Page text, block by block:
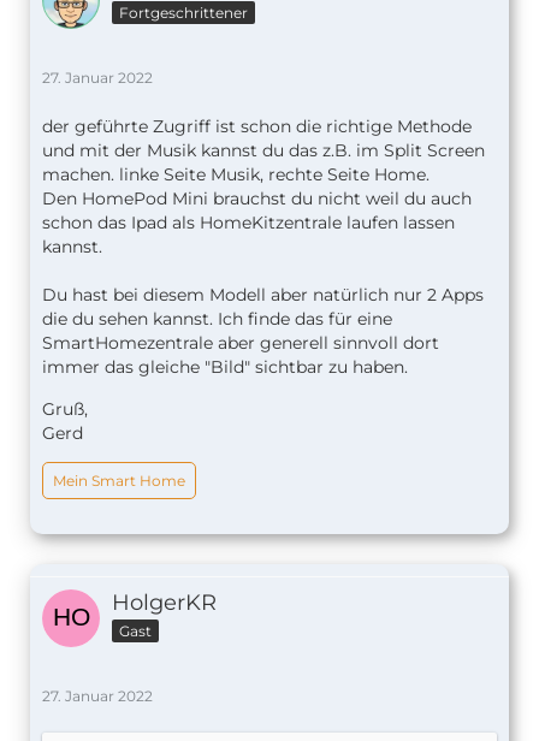
Fortgeschrittener
27. Januar 2022
der geführte Zugriff ist schon die richtige Methode
und mit der Musik kannst du das z.B. im Split Screen
machen. linke Seite Musik, rechte Seite Home.
Den HomePod Mini brauchst du nicht weil du auch
schon das Ipad als HomeKitzentrale laufen lassen
kannst.
Du hast bei diesem Modell aber natürlich nur 2 Apps
die du sehen kannst. Ich finde das für eine
SmartHomezentrale aber generell sinnvoll dort
immer das gleiche "Bild" sichtbar zu haben.
Gruß,
Gerd
Mein Smart Home
HolgerKR
Gast
27. Januar 2022